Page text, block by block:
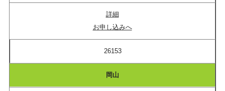
詳細
お申し込みへ
26153
岡山